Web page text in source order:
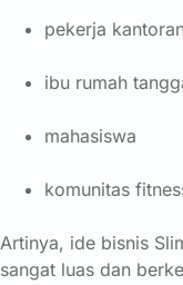
pekerja
ibu rumah
mahasiswa
komunitas
Artinya, ide bisnis
sangat luas dan